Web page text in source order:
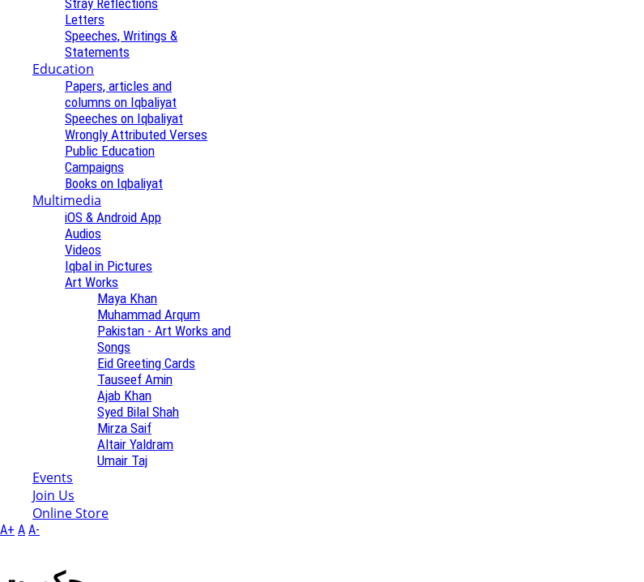
Letters
Speeches, Writings &
Statements
Education
Papers, articles and
columns on Iqbaliyat
Speeches on Iqbaliyat
Wrongly Attributed Verses
Public Education
Campaigns
Books on Iqbaliyat
Multimedia
iOS & Android App
Audios
Videos
Iqbal in Pictures
Art Works
Maya Khan
Muhammad Arqum
Pakistan - Art Works and
Songs
Eid Greeting Cards
Tauseef Amin
Ajab Khan
Syed Bilal Shah
Mirza Saif
Altair Yaldram
Umair Taj
Events
Join Us
Online Store
A+ A A-